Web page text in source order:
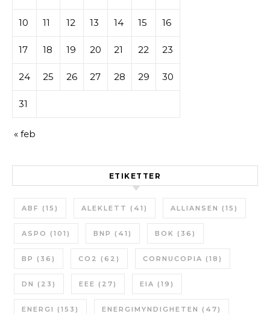
10 11 12 13 14 15 16
17 18 19 20 21 22 23
24 25 26 27 28 29 30
31
« feb
ETIKETTER
ABF (15) ALEKLETT (41) ALLIANSEN (15)
ASPO (101) BNP (41) BOK (36)
BP (36) CO2 (62) CORNUCOPIA (18)
DN (23) EEE (27) EIA (19)
ENERGI (153) ENERGIMYNDIGHETEN (47)